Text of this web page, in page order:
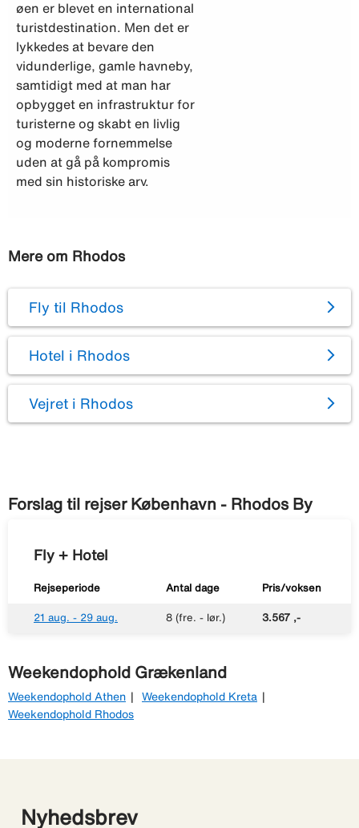
øen er blevet en international
turistdestination. Men det er
lykkedes at bevare den
vidunderlige, gamle havneby,
samtidigt med at man har
opbygget en infrastruktur for
turisterne og skabt en livlig
og moderne fornemmelse
uden at gå på kompromis
med sin historiske arv.
Mere om Rhodos
Fly til Rhodos
Hotel i Rhodos
Vejret i Rhodos
Forslag til rejser København - Rhodos By
Fly + Hotel
Rejseperiode Antal dage Pris/voksen
21 aug. - 29 aug. 8 (fre. - lør.) 3.567 ,-
Weekendophold Grækenland
Weekendophold Athen
Weekendophold Kreta
Weekendophold Rhodos
Nyhedsbrev